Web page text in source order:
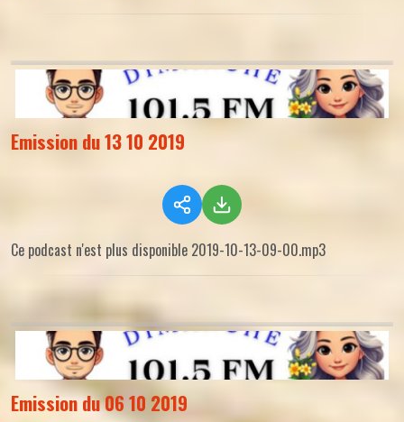
Emission du 13 10 2019
Ce podcast n'est plus disponible 2019-10-13-09-00.mp3
Emission du 06 10 2019